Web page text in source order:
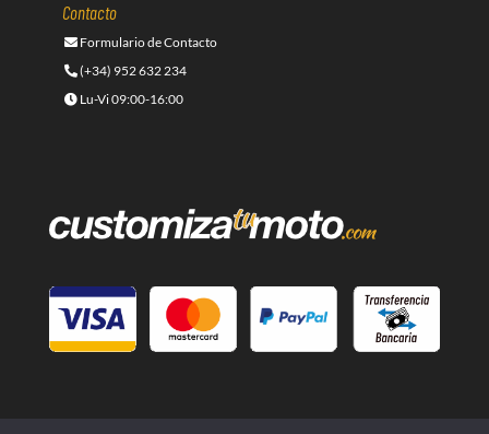
Contacto
Formulario de Contacto
(+34) 952 632 234
Lu-Vi 09:00-16:00